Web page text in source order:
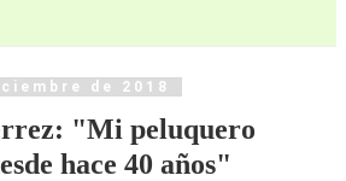
de 2018
"Mi peluquero
hace 40 años"